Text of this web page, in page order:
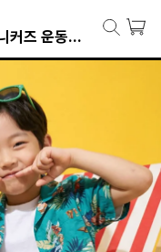
블루마운틴/하리보: 캐리마켓 스쿨 스니커즈 운동화 9,900원 부터~